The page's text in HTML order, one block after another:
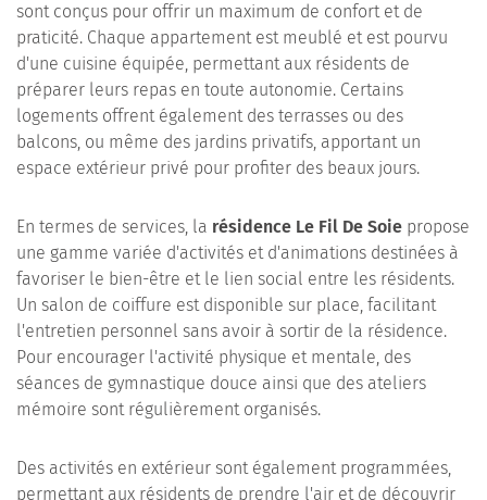
sont conçus pour offrir un maximum de confort et de
praticité. Chaque appartement est meublé et est pourvu
d'une cuisine équipée, permettant aux résidents de
préparer leurs repas en toute autonomie. Certains
logements offrent également des terrasses ou des
balcons, ou même des jardins privatifs, apportant un
espace extérieur privé pour profiter des beaux jours.
En termes de services, la résidence Le Fil De Soie propose
une gamme variée d'activités et d'animations destinées à
favoriser le bien-être et le lien social entre les résidents.
Un salon de coiffure est disponible sur place, facilitant
l'entretien personnel sans avoir à sortir de la résidence.
Pour encourager l'activité physique et mentale, des
séances de gymnastique douce ainsi que des ateliers
mémoire sont régulièrement organisés.
Des activités en extérieur sont également programmées,
permettant aux résidents de prendre l'air et de découvrir